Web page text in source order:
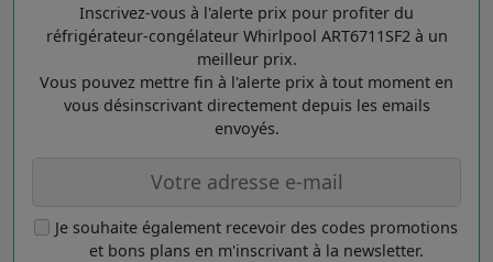
Inscrivez-vous à l'alerte prix pour profiter du
réfrigérateur-congélateur Whirlpool ART6711SF2 à un
meilleur prix.
Vous pouvez mettre fin à l'alerte prix à tout moment en
vous désinscrivant directement depuis les emails
envoyés.
Je souhaite également recevoir des codes promotions
et bons plans en m'inscrivant à la newsletter.